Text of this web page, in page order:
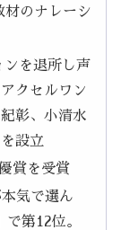
材のナレーシ
を退所し声
クセルワン
彰、小清水
設立
賞を受賞
気で選ん
第12位。